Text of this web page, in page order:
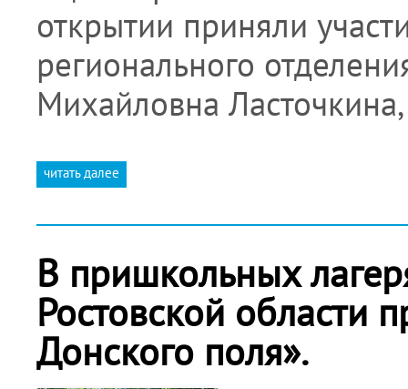
открытии приняли
регионального
Михайловна
читать далее
В пришкольных
Ростовской области
Донского поля».